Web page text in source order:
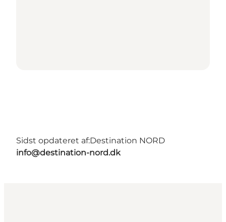
Sidst opdateret af:Destination NORD
info@destination-nord.dk